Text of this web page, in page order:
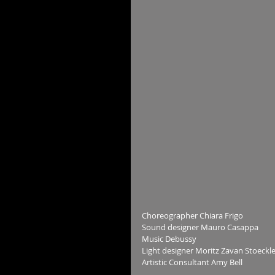
Choreographer Chiara Frigo
Sound designer Mauro Casappa
Music Debussy
Light designer Moritz Zavan Stoeckle
Artistic Consultant Amy Bell